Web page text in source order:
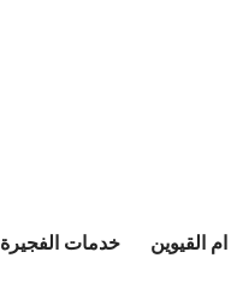
القيوين خدمات الفجيرة